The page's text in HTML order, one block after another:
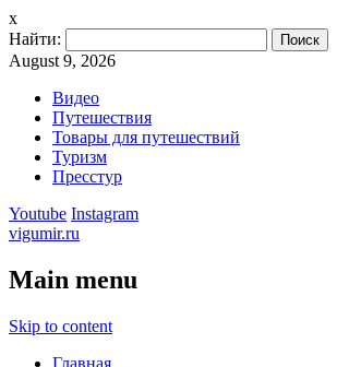
x
Найти:
August 9, 2026
Видео
Путешествия
Товары для путешествий
Туризм
Пресстур
Youtube Instagram
vigumir.ru
Main menu
Skip to content
Главная